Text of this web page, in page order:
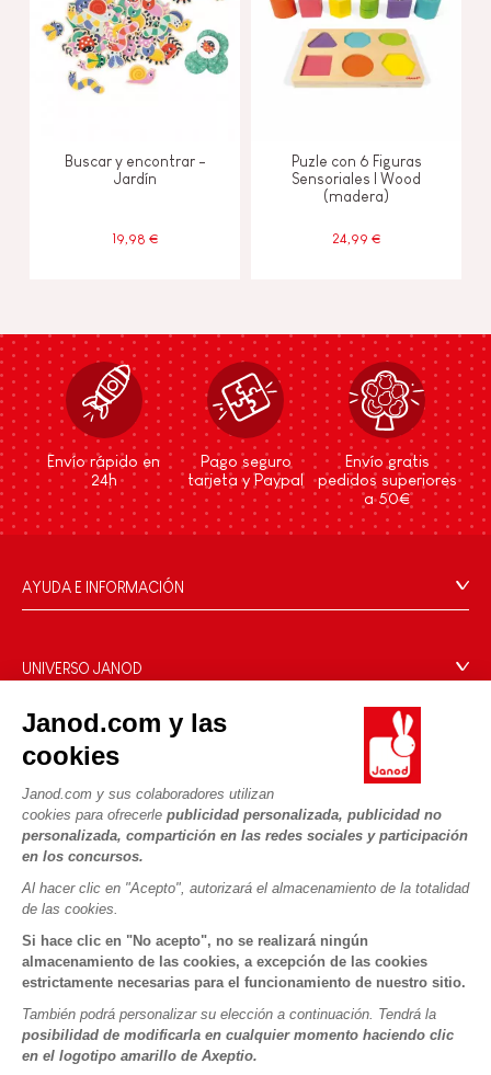
Janod.com y las
cookies
Janod.com y sus colaboradores utilizan
cookies para ofrecerle publicidad personalizada, publicidad no
personalizada, compartición en las redes sociales y participación
en los concursos.
Al hacer clic en "Acepto", autorizará el almacenamiento de la totalidad
de las cookies.
Si hace clic en "No acepto", no se realizará ningún
almacenamiento de las cookies, a excepción de las cookies
estrictamente necesarias para el funcionamiento de nuestro sitio.
También podrá personalizar su elección a continuación. Tendrá la
posibilidad de modificarla en cualquier momento haciendo clic
en el logotipo amarillo de Axeptio.
Buscar y encontrar -
Jardín
19,98 €
Puzle con 6 Figuras
Sensoriales I Wood
(madera)
24,99 €
Envío rápido en
24h
Pago seguro
tarjeta y Paypal
Envío gratis
pedidos superiores
a 50€
AYUDA E INFORMACIÓN
Preguntas más frecuentes
Tiendas
Retirada de productos
Datos personales
Cookies
Condiciones de las ofertas
Condiciones de uso #YesJanod
UNIVERSO JANOD
¿Qué es FSC®?
NUESTROS SERVICIOS
Pago seguro
Métodos de envío
Vídeos
Reglas del juego y manuales
Piezas sueltas
Actividades infantiles para descargar
PROFESIONAL
SÍGUENOS